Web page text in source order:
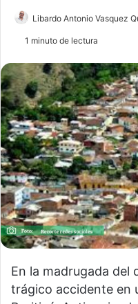
Libardo Antonio Vasquez
1 minuto de lectura
En la madrugada del
trágico accidente en